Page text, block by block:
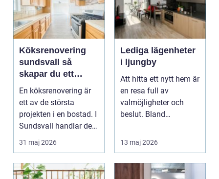
Köksrenovering
sundsvall så
skapar du ett
hållbart och
funktionellt kök
En köksrenovering är
ett av de största
projekten i en bostad. I
Sundsvall handlar det
ofta om att ko...
31 maj 2026
Lediga lägenheter
i ljungby
Att hitta ett nytt hem är
en resa full av
valmöjligheter och
beslut. Bland
och sjö...
13 maj 2026